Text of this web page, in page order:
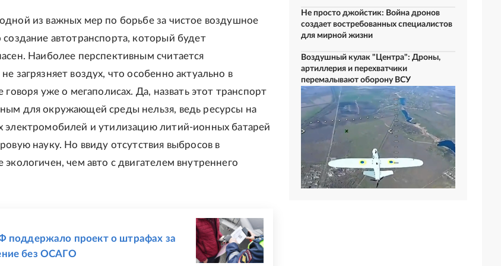
из важных мер по борьбе за чистое воздушное
создание автотранспорта, который будет
Наиболее перспективным считается
загрязняет воздух, что особенно актуально в
говоря уже о мегаполисах. Да, назвать этот транспорт
для окружающей среды нельзя, ведь ресурсы на
электромобилей и утилизацию литий-ионных батарей
науку. Но ввиду отсутствия выбросов в
чем авто с двигателем внутреннего
поддержало проект о штрафах за
без ОСАГО
Не просто джойстик: Война дронов
создает востребованных специалистов
для мирной жизни
Воздушный кулак "Центра": Дроны,
артиллерия и перехватчики
перемалывают оборону ВСУ